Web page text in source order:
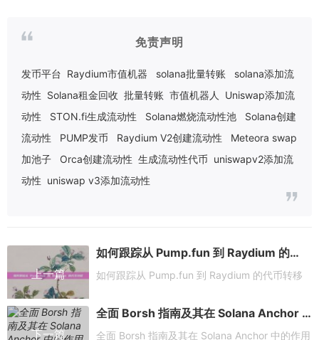
免责声明
发币平台 Raydium市值机器 solana批量转账
solana添加流
动性 Solana租金回收 批量转账 市值机器人
Uniswap添加流
动性
STON.fi生成流动性 Solana燃烧流动性池
Solana创建
流动性
PUMP发币 Raydium V2创建流动性
Meteora swap
加池子
Orca创建流动性 生成流动性代币 uniswapv2添加流
动性 uniswap v3添加流动性
上一篇
如何跟踪从 Pump.fun 到 Raydium 的代币转移
如何跟踪从 Pump.fun 到 Raydium 的代币转移
下一篇
全面 Borsh 指南及其在 Solana Anchor 中的作用
全面 Borsh 指南及其在 Solana Anchor 中的作用